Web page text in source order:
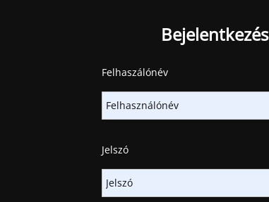
Bejelentkezés
Felhaszálónév
Jelszó